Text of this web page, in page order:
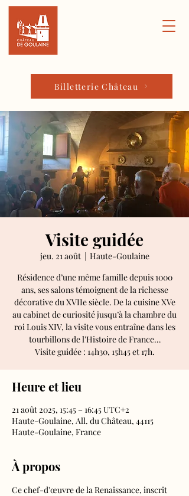
Billetterie Château
Visite guidée
jeu. 21 août
  |
Haute-Goulaine
Résidence d’une même famille depuis 1000
ans, ses salons témoignent de la richesse
décorative du XVIIe siècle. De la cuisine XVe
au cabinet de curiosité jusqu’à la chambre du
roi Louis XIV, la visite vous entraîne dans les
tourbillons de l’Histoire de France…
Visite guidée : 14h30, 15h45 et 17h.
Heure et lieu
21 août 2025, 15:45 – 16:45 UTC+2
Haute-Goulaine, All. du Château, 44115
Haute-Goulaine, France
À propos
Ce chef-d'œuvre de la Renaissance, inscrit